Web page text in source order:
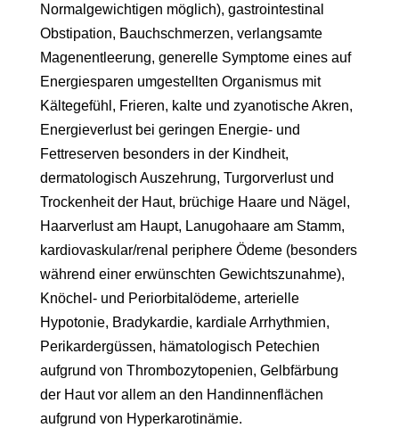
Normalgewichtigen möglich), gastrointestinal
Obstipation, Bauchschmerzen, verlangsamte
Magenentleerung, generelle Symptome eines auf
Energiesparen umgestellten Organismus mit
Kältegefühl, Frieren, kalte und zyanotische Akren,
Energieverlust bei geringen Energie- und
Fettreserven besonders in der Kindheit,
dermatologisch Auszehrung, Turgorverlust und
Trockenheit der Haut, brüchige Haare und Nägel,
Haarverlust am Haupt, Lanugohaare am Stamm,
kardiovaskular/renal periphere Ödeme (besonders
während einer erwünschten Gewichtszunahme),
Knöchel- und Periorbitalödeme, arterielle
Hypotonie, Bradykardie, kardiale Arrhythmien,
Perikardergüssen, hämatologisch Petechien
aufgrund von Thrombozytopenien, Gelbfärbung
der Haut vor allem an den Handinnenflächen
aufgrund von Hyperkarotinämie.